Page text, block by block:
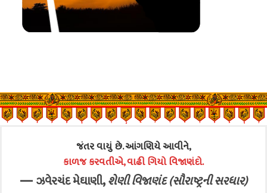
જંતર વાયું છે. આંગણિયે આવીને,
કાળજ કરવતીએ, વાઢી ગિયો વિજાણંદો.
—ઝવેરચંદ મેઘાણી,શેણી વિજાણંદ (સૌરાષ્ટ્રની સરધાર)